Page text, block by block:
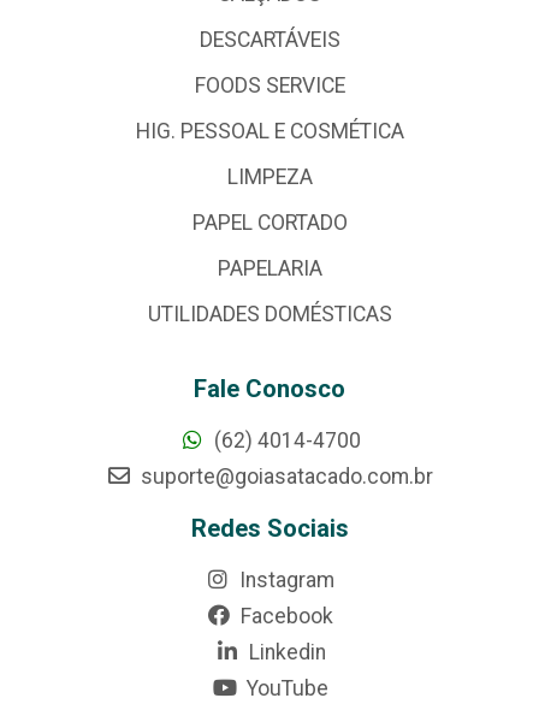
DESCARTÁVEIS
FOODS SERVICE
HIG. PESSOAL E COSMÉTICA
LIMPEZA
PAPEL CORTADO
PAPELARIA
UTILIDADES DOMÉSTICAS
Fale Conosco
(62) 4014-4700
suporte@goiasatacado.com.br
Redes Sociais
Instagram
Facebook
Linkedin
YouTube